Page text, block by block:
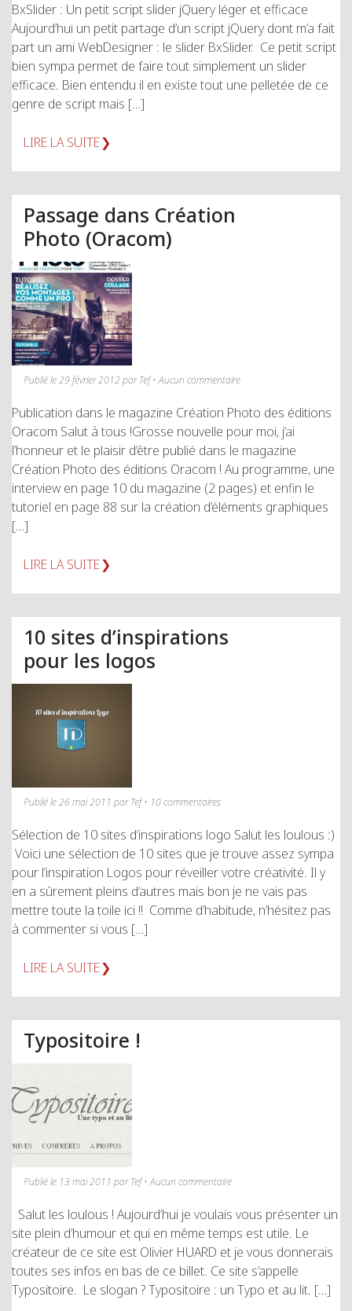
BxSlider : Un petit script slider jQuery léger et efficace
Aujourd’hui un petit partage d’un script jQuery dont m’a fait
part un ami WebDesigner : le slider BxSlider. Ce petit script
bien sympa permet de faire tout simplement un slider
efficace. Bien entendu il en existe tout une pelletée de ce
genre de script mais […]
LIRE LA SUITE
Passage dans Création
Photo (Oracom)
Publié le 29 février 2012 par Tef • Aucun commentaire
Publication dans le magazine Création Photo des éditions
Oracom Salut à tous !Grosse nouvelle pour moi, j’ai
l’honneur et le plaisir d’être publié dans le magazine
Création Photo des éditions Oracom ! Au programme, une
interview en page 10 du magazine (2 pages) et enfin le
tutoriel en page 88 sur la création d’éléments graphiques
[…]
LIRE LA SUITE
10 sites d’inspirations
pour les logos
Publié le 26 mai 2011 par Tef • 10 commentaires
Sélection de 10 sites d’inspirations logo Salut les loulous :)
Voici une sélection de 10 sites que je trouve assez sympa
pour l’inspiration Logos pour réveiller votre créativité. Il y
en a sûrement pleins d’autres mais bon je ne vais pas
mettre toute la toile ici !! Comme d’habitude, n’hésitez pas
à commenter si vous […]
LIRE LA SUITE
Typositoire !
Publié le 13 mai 2011 par Tef • Aucun commentaire
Salut les loulous ! Aujourd’hui je voulais vous présenter un
site plein d’humour et qui en même temps est utile. Le
créateur de ce site est Olivier HUARD et je vous donnerais
toutes ses infos en bas de ce billet. Ce site s’appelle
Typositoire. Le slogan ? Typositoire : un Typo et au lit. […]